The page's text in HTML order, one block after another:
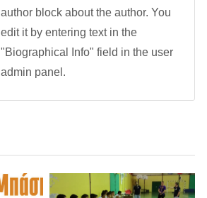
author block about the author. You
edit it by entering text in the
"Biographical Info" field in the user
admin panel.